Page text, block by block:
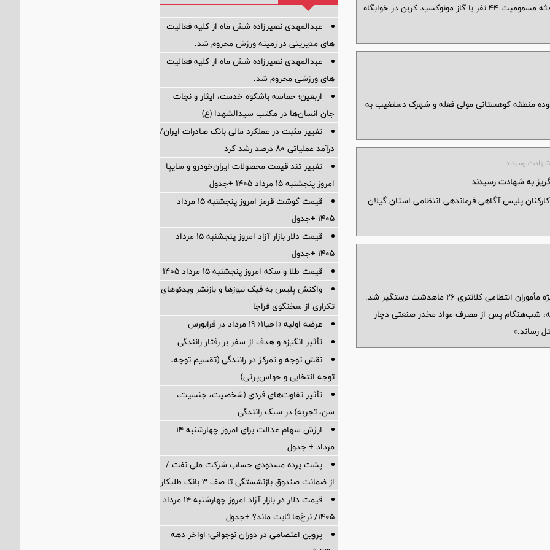
معاون دانشجویی دانشگاه شهید بهشتی درباره حادثه مسمومیت ۴۴ نفر با گاز مونوکسید کربن در خوابگاه
منطقه کوهستانی مولی فعله و شهرک دستغیب به
پلیس گیلان از شهادت ۳ تن از کارکنان پلیس آگاهی فرماندهی انتظامی استان گیلان
«فردی که پدر و مادرش را کشته بود، در عملیات ویژه مأموران انتظامی کلانتری ۲۶ ماهدشت دستگیر شد.
شب‌هنگام پس از مصرف مواد مخدر صنعتی دچار
رساند.»
عبدالمهدی نصیرزاده شش ماه از کلیه فعالیت
های مدیریتی در زمینه ورزش محروم شد.
عبدالمهدی نصیرزاده شش ماه از کلیه فعالیت
های ورزشی محروم شد.
اربعین؛ حماسه باشکوه خدمت، ایثار و نجات
جان انسان‌ها در مکتب سیدالشهدا (ع)
تغییر مثبت در عملکرد مالی بانک صادرات ایران/
درآمد عملیاتی 80 درصد رشد کرد
تغییر تند قیمت محصولات ایران‌خودرو و سایپا
امروز پنجشنبه ۱۵ مرداد ۱۴۰۵ +جدول
قیمت گوشت قرمز امروز پنجشنبه ۱۵ مرداد
۱۴۰۵ +جدول
قیمت دلار بازار آزاد امروز پنجشنبه ۱۵ مرداد
۱۴۰۵ +جدول
قیمت طلا و سکه امروز پنجشنبه ۱۵ مرداد ۱۴۰۵
واکنش پلیس به فیک نیوزها و بازنشرِ ویدئوهایِ
تکراری از سخنگوی فراجا
عرضه اولیه «احیا۱» ۱۹ مرداد در فرابورس
تأثیر انگیزه و هدف از سفر بر رفتار رانندگی
نقش توجه و تمرکز در رانندگی (تقسیم توجه،
توجه انتخابی و حواس‌پرتی)
تأثیر تفاوت‌های فردی (شخصیت، جنسیت،
سن، تجربه) در سبک رانندگی
ارزش سهام عدالت برای امروز چهارشنبه ۱۴
مرداد + جدول
پشت پرده‌ مسدودی حساب شرکت ملی نفت /
از ضمانت صندوق بازنشستگی تا صف ۳ بانک طلبکار
قیمت دلار در بازار آزاد امروز چهارشنبه ۱۴ مرداد
۱۴۰۵/ نرخ‌ها ثابت ماند؟ +جدول
پروین اعتصامی در دوران نوجوانی؛ اواخر دهه